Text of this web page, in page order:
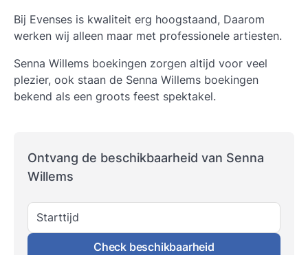
Bij Evenses is kwaliteit erg hoogstaand, Daarom
werken wij alleen maar met professionele artiesten.
Senna Willems boekingen zorgen altijd voor veel
plezier, ook staan de Senna Willems boekingen
bekend als een groots feest spektakel.
Ontvang de beschikbaarheid van Senna
Willems
Starttijd
Check beschikbaarheid